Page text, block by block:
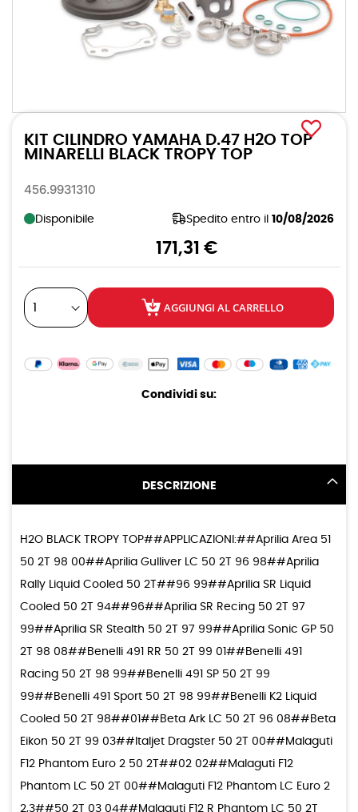
della
galleria
KIT CILINDRO YAMAHA D.47 H2O TOP
MINARELLI BLACK TROPY TOP
456.9931310
Disponibile Spedito entro il 10/08/2026
171,31 €
AGGIUNGI AL CARRELLO
Condividi su:
DESCRIZIONE
H2O BLACK TROPY TOP##APPLICAZIONI:##Aprilia Area 51
50 2T 98 00##Aprilia Gulliver LC 50 2T 96 98##Aprilia
Rally Liquid Cooled 50 2T##96 99##Aprilia SR Liquid
Cooled 50 2T 94##96##Aprilia SR Recing 50 2T 97
99##Aprilia SR Stealth 50 2T 97 99##Aprilia Sonic GP 50
2T 98 08##Benelli 491 RR 50 2T 99 01##Benelli 491
Racing 50 2T 98 99##Benelli 491 SP 50 2T 99
99##Benelli 491 Sport 50 2T 98 99##Benelli K2 Liquid
Cooled 50 2T 98##01##Beta Ark LC 50 2T 96 08##Beta
Eikon 50 2T 99 03##Italjet Dragster 50 2T 00##Malaguti
F12 Phantom Euro 2 50 2T##02 02##Malaguti F12
Phantom LC 50 2T 00##Malaguti F12 Phantom LC Euro 2
2,3##50 2T 03 04##Malaguti F12 R Phantom LC 50 2T